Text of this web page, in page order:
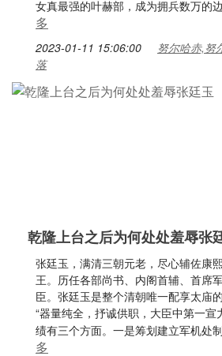
女真最强的叶赫部，成为拥兵数万的
多
2023-01-11 15:06:00
努尔哈赤,努
落
乾隆上台之后为何处处羞辱张
张廷玉，满清三朝元老，尽心辅佐康
王。历任各部尚书、内阁首辅、首席
臣。张廷玉是整个清朝唯一配享太庙
“器量纯全，抒诚供职，大臣中第一宣
绩有三个方面。一是筹划建立军机处
多